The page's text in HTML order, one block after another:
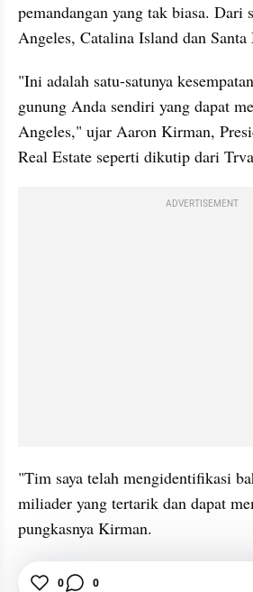
pemandangan yang tak biasa.
Angeles, Catalina Island dan Santa
"Ini adalah satu-satunya
gunung Anda sendiri yang dapat
Angeles," ujar Aaron Kirman,
Real Estate seperti dikutip dari
ADVERTISEMENT
"Tim saya telah mengidentifikasi
miliader yang tertarik dan dapat
pungkasnya Kirman.
Travel Destinasi Amerika
0 0